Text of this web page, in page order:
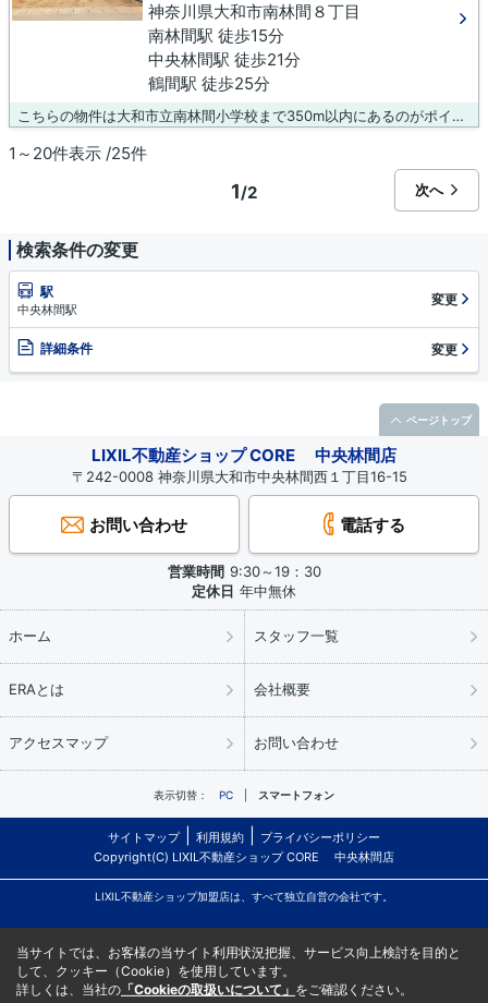
神奈川県大和市南林間８丁目
南林間駅 徒歩15分
中央林間駅 徒歩21分
鶴間駅 徒歩25分
こちらの物件は大和市立南林間小学校まで350m以内にあるのがポイントです。多くの方から高いニーズのある、内装もピカピカの新築戸建ての物件です。大和市についてお問い合わせいただければ、地域情報に詳しい当社スタッフが対応いたします。もちろん不動産についてもご連絡くださいませ。
1～20件表示 /25件
1/2 次へ
検索条件の変更
駅
中央林間駅
変更
詳細条件 変更
LIXIL不動産ショップ CORE 中央林間店
〒242-0008 神奈川県大和市中央林間西１丁目16-15
お問い合わせ 電話する
営業時間 9:30～19：30
定休日 年中無休
ホーム スタッフ一覧
ERAとは 会社概要
アクセスマップ お問い合わせ
表示切替： PC スマートフォン
サイトマップ 利用規約
プライバシーポリシー
Copyright(C) LIXIL不動産ショップ CORE 中央林間店
LIXIL不動産ショップ加盟店は、すべて独立自営の会社です。
ページトップ
当サイトでは、お客様の当サイト利用状況把握、サービス向上検討を目的と
して、クッキー（Cookie）を使用しています。
詳しくは、当社の 「Cookieの取扱いについて」 をご確認ください。